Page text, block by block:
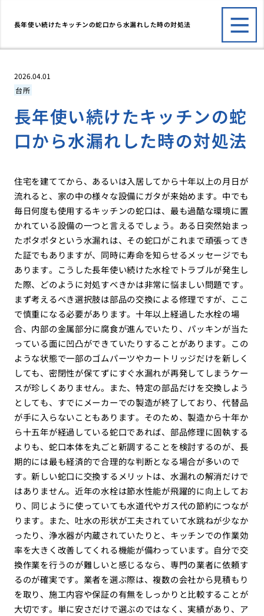
長年使い続けたキッチンの蛇口から水漏れした時の対処法
2026.04.01
台所
長年使い続けたキッチンの蛇
口から水漏れした時の対処法
住宅を建ててから、あるいは入居してから十年以上の月日が
流れると、家の中の様々な設備にガタが来始めます。中でも
毎日何度も使用するキッチンの蛇口は、最も過酷な環境に置
かれている設備の一つと言えるでしょう。ある日突然始まっ
たポタポタという水漏れは、その蛇口がこれまで頑張ってき
た証でもありますが、同時に寿命を知らせるメッセージでも
あります。こうした長年使い続けた水栓でトラブルが発生し
た際、どのように対処すべきかは非常に悩ましい問題です。
まず考えるべき選択肢は部品の交換による修理ですが、ここ
で慎重になる必要があります。十年以上経過した水栓の場
合、内部の金属部分に腐食が進んでいたり、パッキンが当た
っている面に凹凸ができていたりすることがあります。この
ような状態で一部のゴムパーツやカートリッジだけを新しく
しても、密閉性が保てずにすぐ水漏れが再発してしまうケー
スが珍しくありません。また、特定の部品だけを交換しよう
としても、すでにメーカーでの製造が終了しており、代替品
が手に入らないこともあります。そのため、製造から十年か
ら十五年が経過している蛇口であれば、部品修理に固執する
よりも、蛇口本体を丸ごと新調することを検討するのが、長
期的には最も経済的で合理的な判断となる場合が多いので
す。新しい蛇口に交換するメリットは、水漏れの解消だけで
はありません。近年の水栓は節水性能が飛躍的に向上してお
り、同じように使っていても水道代やガス代の節約につなが
ります。また、吐水の形状が工夫されていて水跳ねが少なか
ったり、浄水器が内蔵されていたりと、キッチンでの作業効
率を大きく改善してくれる機能が備わっています。自分で交
換作業を行うのが難しいと感じるなら、専門の業者に依頼す
るのが確実です。業者を選ぶ際は、複数の会社から見積もり
を取り、施工内容や保証の有無をしっかりと比較することが
大切です。単に安さだけで選ぶのではなく、実績があり、ア